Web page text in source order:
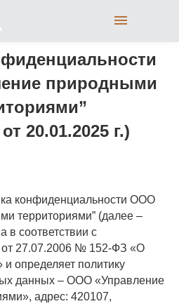
природными
20.01.2025 г.)
конфиденциальности ООО
территориями” (далее –
в соответствии с
27.07.2006 № 152-ФЗ «О
определяет политику
данных – ООО «Управление
адрес: 420107,